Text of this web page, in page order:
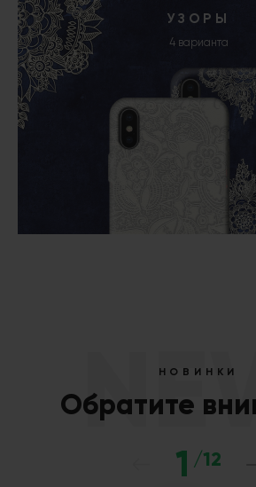
УЗОРЫ
4 варианта
НОВИНКИ
Обратите
1 /12